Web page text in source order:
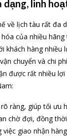
dạng, linh
về lịch tàu rất đa
của nhiều
khách hàng nhiều
chuyển và chi
được rất nhiều
ràng, giúp tối ưu
chờ đợi, đồng
giao nhận